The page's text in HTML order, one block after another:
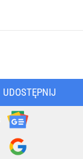
UDOSTĘPNIJ